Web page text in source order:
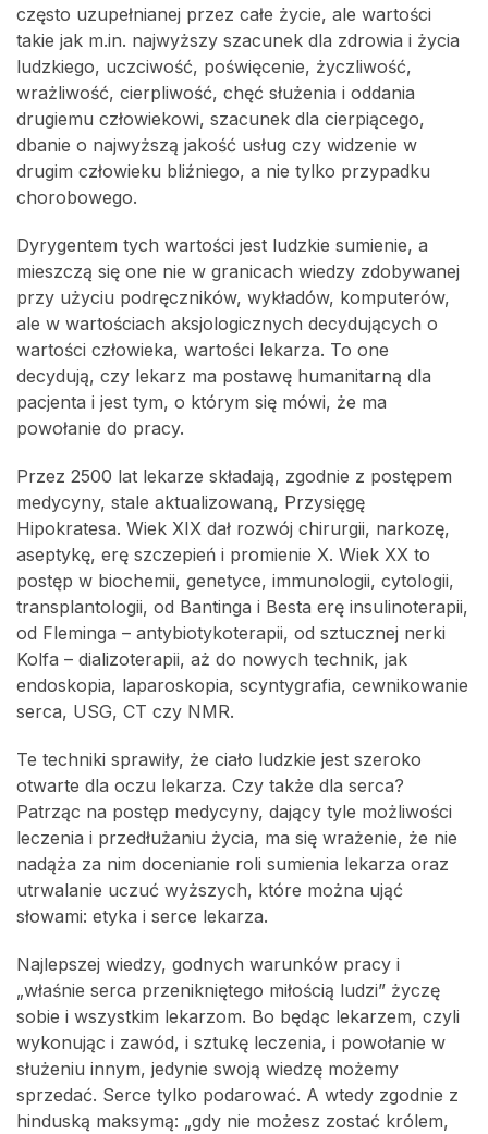
często uzupełnianej przez całe życie, ale wartości
takie jak m.in. najwyższy szacunek dla zdrowia i życia
ludzkiego, uczciwość, poświęcenie, życzliwość,
wrażliwość, cierpliwość, chęć służenia i oddania
drugiemu człowiekowi, szacunek dla cierpiącego,
dbanie o najwyższą jakość usług czy widzenie w
drugim człowieku bliźniego, a nie tylko przypadku
chorobowego.
Dyrygentem tych wartości jest ludzkie sumienie, a
mieszczą się one nie w granicach wiedzy zdobywanej
przy użyciu podręczników, wykładów, komputerów,
ale w wartościach aksjologicznych decydujących o
wartości człowieka, wartości lekarza. To one
decydują, czy lekarz ma postawę humanitarną dla
pacjenta i jest tym, o którym się mówi, że ma
powołanie do pracy.
Przez 2500 lat lekarze składają, zgodnie z postępem
medycyny, stale aktualizowaną, Przysięgę
Hipokratesa. Wiek XIX dał rozwój chirurgii, narkozę,
aseptykę, erę szczepień i promienie X. Wiek XX to
postęp w biochemii, genetyce, immunologii, cytologii,
transplantologii, od Bantinga i Besta erę insulinoterapii,
od Fleminga – antybiotykoterapii, od sztucznej nerki
Kolfa – dializoterapii, aż do nowych technik, jak
endoskopia, laparoskopia, scyntygrafia, cewnikowanie
serca, USG, CT czy NMR.
Te techniki sprawiły, że ciało ludzkie jest szeroko
otwarte dla oczu lekarza. Czy także dla serca?
Patrząc na postęp medycyny, dający tyle możliwości
leczenia i przedłużaniu życia, ma się wrażenie, że nie
nadąża za nim docenianie roli sumienia lekarza oraz
utrwalanie uczuć wyższych, które można ująć
słowami: etyka i serce lekarza.
Najlepszej wiedzy, godnych warunków pracy i
„właśnie serca przenikniętego miłością ludzi” życzę
sobie i wszystkim lekarzom. Bo będąc lekarzem, czyli
wykonując i zawód, i sztukę leczenia, i powołanie w
służeniu innym, jedynie swoją wiedzę możemy
sprzedać. Serce tylko podarować. A wtedy zgodnie z
hinduską maksymą: „gdy nie możesz zostać królem,